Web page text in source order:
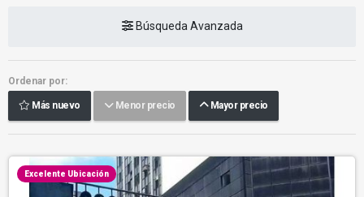
Búsqueda Avanzada
Ordenar por:
Más nuevo Menor precio Mayor precio
Excelente Ubicación